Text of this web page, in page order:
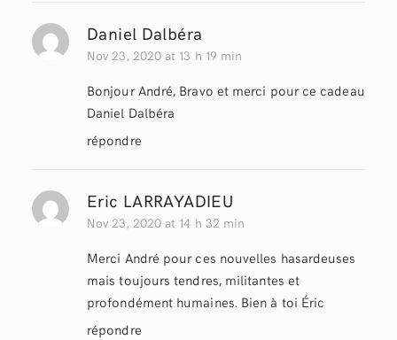
Daniel Dalbéra
Nov 23, 2020 at 13 h 19 min
Bonjour André, Bravo et merci pour ce cadeau
Daniel Dalbéra
répondre
Eric LARRAYADIEU
Nov 23, 2020 at 14 h 32 min
Merci André pour ces nouvelles hasardeuses
mais toujours tendres, militantes et
profondément humaines. Bien à toi Éric
répondre